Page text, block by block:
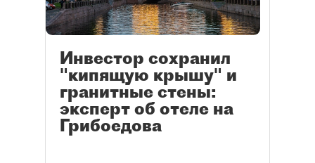
Инвестор сохранил
"кипящую крышу" и
гранитные стены:
эксперт об отеле на
Грибоедова